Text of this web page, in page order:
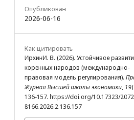
Опубликован
2026-06-16
Как цитировать
ИрхинИ. В. (2026). Устойчивое
коренных народов (международно-
правовая модель регулирования).
Журнал Высшей школы экономики, 19
136-157. https://doi.org/10.17323/
8166.2026.2.136.157